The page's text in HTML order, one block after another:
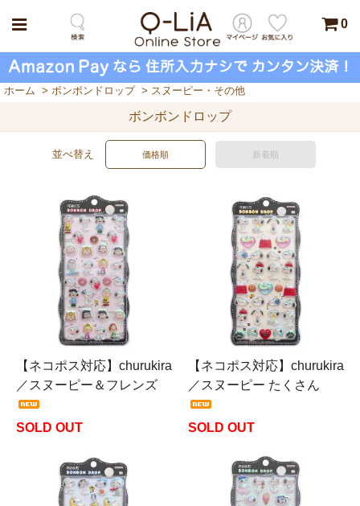
0
ホーム > ボンボンドロップ > スヌーピー・その他
ボンボンドロップ
並べ替え 価格順 新着順
【ネコポス対応】churukira
／スヌーピー＆フレンズ
SOLD OUT
【ネコポス対応】churukira
／スヌーピー たくさん
SOLD OUT